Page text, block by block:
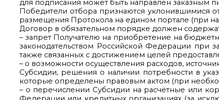
для подписания может быть направлен заказным
Победители отбора признаются уклонившимися
размещения Протокола на едином портале (при
Договор в обязательном порядке должен
– запрет Получателю на приобретение на
законодательством Российской Федерации при
также связанных с достижением целей
– о возможности осуществления расходов,
Субсидии, решения о наличии потребности в
которые определены правовым актом (при
– о перечислении Субсидии на расчётные или